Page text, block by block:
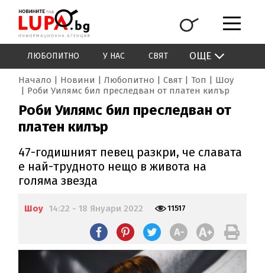
ЛЮБОПИТНО У НАС СВЯТ ОЩЕ
Начало Новини Любопитно Свят Топ
Шоу
Роби Уилямс бил преследван от платен килър
Роби Уилямс бил преследван от
платен килър
47-годишният певец разкри, че славата
е най-трудното нещо в живота на
голяма звезда
Шоу 14:22 - 18 Януари 2022 11517